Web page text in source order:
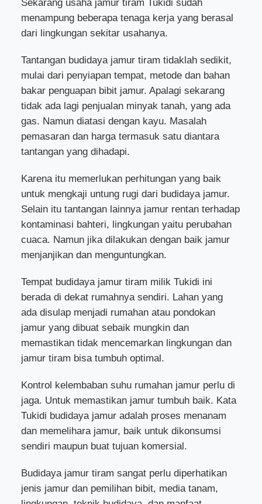
Sekarang usaha jamur tiram Tukidi sudah
menampung beberapa tenaga kerja yang berasal
dari lingkungan sekitar usahanya.
Tantangan budidaya jamur tiram tidaklah sedikit,
mulai dari penyiapan tempat, metode dan bahan
bakar penguapan bibit jamur. Apalagi sekarang
tidak ada lagi penjualan minyak tanah, yang ada
gas. Namun diatasi dengan kayu. Masalah
pemasaran dan harga termasuk satu diantara
tantangan yang dihadapi.
Karena itu memerlukan perhitungan yang baik
untuk mengkaji untung rugi dari budidaya jamur.
Selain itu tantangan lainnya jamur rentan terhadap
kontaminasi bahteri, lingkungan yaitu perubahan
cuaca. Namun jika dilakukan dengan baik jamur
menjanjikan dan menguntungkan.
Tempat budidaya jamur tiram milik Tukidi ini
berada di dekat rumahnya sendiri. Lahan yang
ada disulap menjadi rumahan atau pondokan
jamur yang dibuat sebaik mungkin dan
memastikan tidak mencemarkan lingkungan dan
jamur tiram bisa tumbuh optimal.
Kontrol kelembaban suhu rumahan jamur perlu di
jaga. Untuk memastikan jamur tumbuh baik. Kata
Tukidi budidaya jamur adalah proses menanam
dan memelihara jamur, baik untuk dikonsumsi
sendiri maupun buat tujuan komersial.
Budidaya jamur tiram sangat perlu diperhatikan
jenis jamur dan pemilihan bibit, media tanam,